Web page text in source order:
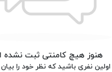
هنوز هیچ کامنتی ثبت
اولین نفری باشید که نظر خود را